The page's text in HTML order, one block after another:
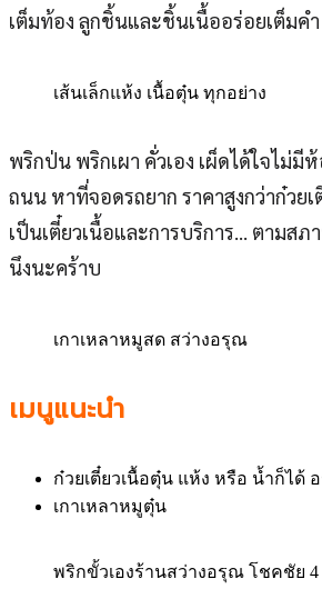
เต็มท้อง ลูกชิ้นและชิ้นเนื้ออร่อยเต็มคำ
เส้นเล็กแห้ง เนื้อตุ๋น ทุกอย่าง
พริกป่น พริกเผา คั่วเอง เผ็ดได้ใจไม่มี
ถนน หาที่จอดรถยาก ราคาสูงกว่าก๋วย
เป็นเตี๋ยวเนื้อและการบริการ… ตามส
นึงนะคร้าบ
เกาเหลาหมูสด สว่างอรุณ
เมนูแนะนำ
ก๋วยเตี๋ยวเนื้อตุ๋น แห้ง หรือ น้ำก็ได้
เกาเหลาหมูตุ๋น
พริกขั้วเองร้านสว่างอรุณ โชคชัย 4